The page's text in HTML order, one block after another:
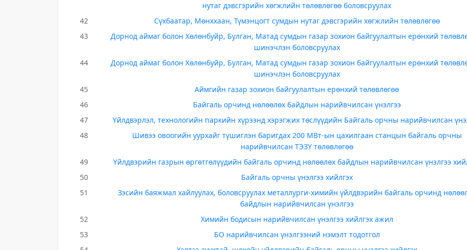
нутаг дэвсгэрийн хөгжлийн төлөвлөгөө боловсруулах
42 Сүхбаатар, Мөнххаан, Түмэнцогт сумдын нутаг дэвсгэрийн хөгжлийн төлөвлөгөө
43
Дорнод аймаг болон Хөлөнбуйр, Булган, Матад сумдын газар зохион байгуулалтын ерөнхий
шинэчлэн боловсруулах
44
Дорнод аймаг болон Хөлөнбуйр, Булган, Матад сумдын газар зохион байгуулалтын ерөнхий
шинэчлэн боловсруулах
45 Аймгийн газар зохион байгуулалтын ерөнхий төлөвлөгөө
46
Байгаль орчинд нөлөөлөх байдлын нарийвчилсан үнэлгээ
47
Үйлдвэрлэл, технологийн паркийн хүрээнд хэрэгжих төслүүдийн Байгаль орчны нарийвчилсан
48
Шивээ овоогийн уурхайг түшиглэн баригдах 200 МВт-ын цахилгаан станцын байгаль орчны
нарийвчилсан ТЭЗҮ төлөвлөгөө
49 Үйлдвэрийн газрын өргөтгөлүүдийн байгаль орчинд нөлөөлөх байдлын нарийвчилсан үнэлгээ
50
Байгаль орчны үнэлгээ хийлгэх
51
Зэсийн баяжмал хайлуулах, боловсруулах металлурги-химийн үйлдвэрийн байгаль орчинд
байдлын нарийвчилсан үнэлгээ
52 Химийн бодисын нарийвчилсан үнэлгээ хийлгэх ажил
53
БО нарийвчилсан үнэлгээний нэмэлт тодотгол